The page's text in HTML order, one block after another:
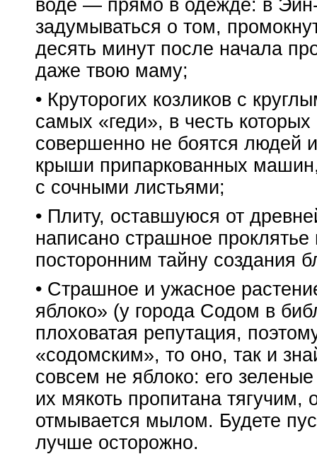
воде — прямо в одежде: в
задумываться о том,
десять минут после начала
даже твою маму;
• Круторогих козликов с
самых «геди», в честь
совершенно не боятся людей
крыши припаркованных
с сочными листьями;
• Плиту, оставшуюся от
написано страшное проклятье
посторонним тайну создания
• Страшное и ужасное
яблоко» (у города Содом в
плоховатая репутация,
«содомским», то оно, так и
совсем не яблоко: его
их мякоть пропитана тягучим,
отмывается мылом. Будете
лучше осторожно.